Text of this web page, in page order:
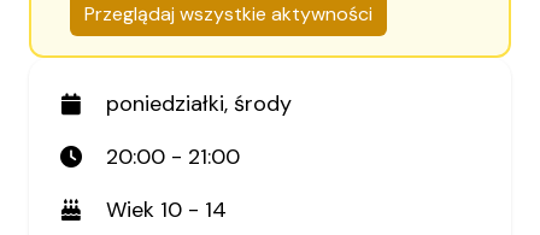
Przeglądaj wszystkie aktywności
poniedziałki, środy
20:00 - 21:00
Wiek 10 - 14